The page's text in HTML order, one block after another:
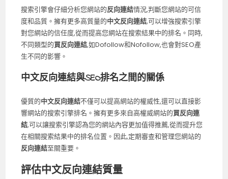
搜索引擎會仔細分析您網站的反向連結情況,判斷您網站的可信
度和品質。擁有更多高質量的中文反向連結,可以增強搜索引擎
對您網站的信任度,從而提高您網站在搜索結果中的排名。同時,
不同類型的買反向連結,如Dofollow和Nofollow,也會對SEO產
生不同的影響。
中文反向連結與SEO排名之間的關係
優質的中文反向連結不僅可以提高網站的權威性,還可以直接影
響網站的搜索引擎排名。擁有更多來自高權威網站的買反向連
結,可以讓搜索引擎認為您的網站內容更加值得推薦,從而提升您
在相關搜索結果中的排名位置。因此,定期審查和管理您網站的
反向連結至關重要。
評估中文反向連結質量